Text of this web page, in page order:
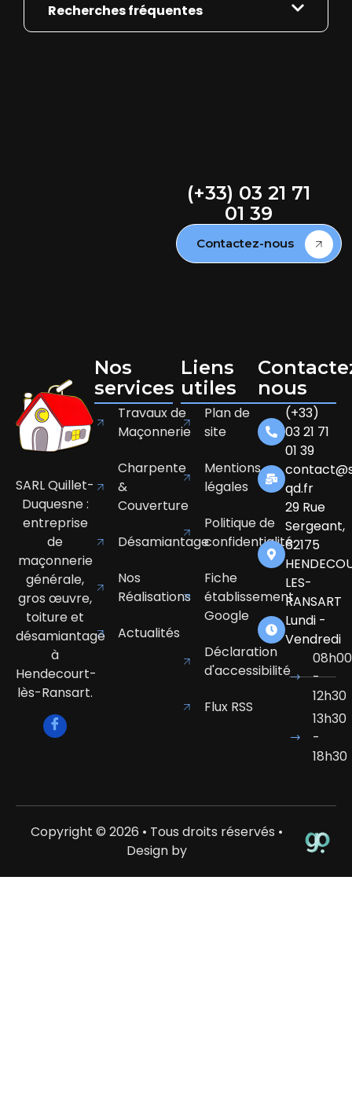
Recherches fréquentes
(+33) 03 21 71
01 39
Contactez-nous
SARL Quillet-
Duquesne :
entreprise
de
maçonnerie
générale,
gros œuvre,
toiture et
désamiantage
à
Hendecourt-
lès-Ransart.
Nos
services
Travaux de
Maçonnerie
Charpente
&
Couverture
Désamiantage
Nos
Réalisations
Actualités
Liens
utiles
Plan de
site
Mentions
légales
Politique de
confidentialité
Fiche
établissement
Google
Déclaration
d'accessibilité
Flux RSS
nous
(+33)
03 21 71
01 39
qd.fr
29 Rue
Sergeant,
62175
LES-
RANSART
Lundi -
Vendredi
08h00
-
12h30
13h30
-
18h30
Copyright © 2026 • Tous droits réservés •
Design by